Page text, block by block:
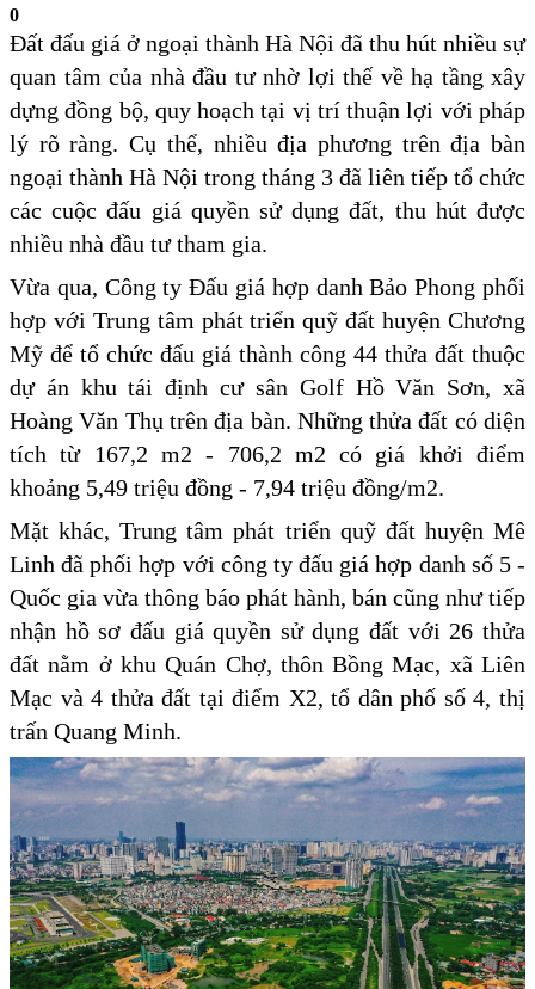
0
Đất đấu giá ở ngoại thành Hà Nội đã thu hút nhiều sự
quan tâm của nhà đầu tư nhờ lợi thế về hạ tầng xây
dựng đồng bộ, quy hoạch tại vị trí thuận lợi với pháp
lý rõ ràng. Cụ thể, nhiều địa phương trên địa bàn
ngoại thành Hà Nội trong tháng 3 đã liên tiếp tổ chức
các cuộc đấu giá quyền sử dụng đất, thu hút được
nhiều nhà đầu tư tham gia.
Vừa qua, Công ty Đấu giá hợp danh Bảo Phong phối
hợp với Trung tâm phát triển quỹ đất huyện Chương
Mỹ để tổ chức đấu giá thành công 44 thửa đất thuộc
dự án khu tái định cư sân Golf Hồ Văn Sơn, xã
Hoàng Văn Thụ trên địa bàn. Những thửa đất có diện
tích từ 167,2 m2 - 706,2 m2 có giá khởi điểm
khoảng 5,49 triệu đồng - 7,94 triệu đồng/m2.
Mặt khác, Trung tâm phát triển quỹ đất huyện Mê
Linh đã phối hợp với công ty đấu giá hợp danh số 5 -
Quốc gia vừa thông báo phát hành, bán cũng như tiếp
nhận hồ sơ đấu giá quyền sử dụng đất với 26 thửa
đất nằm ở khu Quán Chợ, thôn Bồng Mạc, xã Liên
Mạc và 4 thửa đất tại điểm X2, tổ dân phố số 4, thị
trấn Quang Minh.